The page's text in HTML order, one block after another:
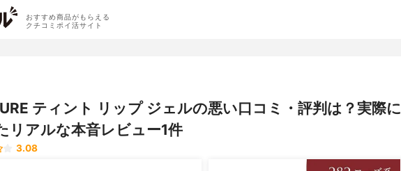
おすすめ商品がもらえる
クチコミポイ活サイト
ティント リップ ジェルの悪い口コミ・評判は？実際に
リアルな本音レビュー1件
3.08